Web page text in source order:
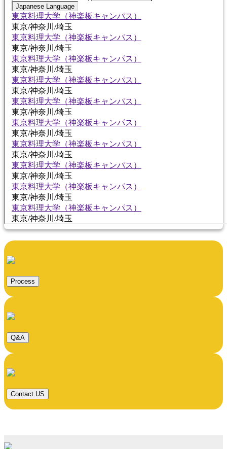
Japanese Language
東京料理大学（神楽板キャンパス）
東京/神奈川/埼玉
東京料理大学（神楽板キャンパス）
東京/神奈川/埼玉
東京料理大学（神楽板キャンパス）
東京/神奈川/埼玉
東京料理大学（神楽板キャンパス）
東京/神奈川/埼玉
東京料理大学（神楽板キャンパス）
東京/神奈川/埼玉
東京料理大学（神楽板キャンパス）
東京/神奈川/埼玉
東京料理大学（神楽板キャンパス）
東京/神奈川/埼玉
東京料理大学（神楽板キャンパス）
東京/神奈川/埼玉
東京料理大学（神楽板キャンパス）
東京/神奈川/埼玉
東京料理大学（神楽板キャンパス）
東京/神奈川/埼玉
Process
Q&A
Contact US